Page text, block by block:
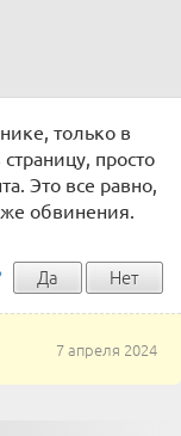
только в
просто
Это все равно,
обвинения.
Да Нет
7 апреля 2024